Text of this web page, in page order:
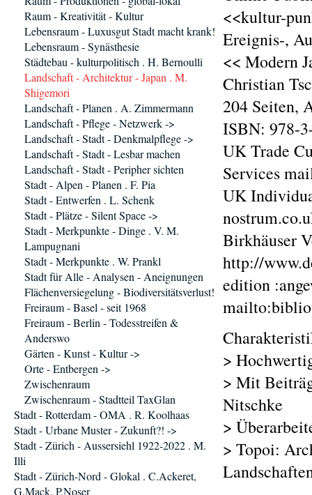
<<kultur-
Ereignis-,
<< Modern
Christian
204 Seiten,
ISBN: 978-
UK Trade
Services
UK
Birkhäuser
http://
edition
>
> Mit
Nitschke
>
> Topoi:
Raum - Kreativität - Kultur
Lebensraum - Luxusgut Stadt macht krank!
Lebensraum - Synästhesie
Städtebau - kulturpolitisch . H. Bernoulli
Landschaft - Architektur - Japan . M.
Shigemori
Landschaft - Planen . A. Zimmermann
Landschaft - Pflege - Netzwerk ->
Landschaft - Stadt - Denkmalpflege ->
Landschaft - Stadt - Lesbar machen
Landschaft - Stadt - Peripher sichten
Stadt - Alpen - Planen . F. Pia
Stadt - Entwerfen . L. Schenk
Stadt - Plätze - Silent Space ->
Stadt - Merkpunkte - Dinge . V. M.
Lampugnani
Stadt - Merkpunkte . W. Prankl
Stadt für Alle - Analysen - Aneignungen
Flächenversiegelung - Biodiversitätsverlust!
Freiraum - Basel - seit 1968
Freiraum - Berlin - Todesstreifen &
Anderswo
Gärten - Kunst - Kultur ->
Orte - Entbergen ->
Zwischenraum
Zwischenraum - Stadtteil TaxGlan
Stadt - Rotterdam - OMA . R. Koolhaas
Stadt - Urbane Muster - Zukunft?! ->
Stadt - Zürich - Aussersiehl 1922-2022 . M.
Illi
Stadt - Zürich-Nord - Glokal . C.Ackeret,
G.Mack, P,Noser